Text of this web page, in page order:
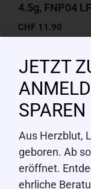
4.5g, FNP04 LF
CHF 11.90
JETZT
SPAREN
Aus Herzblut,
geboren. Ab
eröffnet.
ehrliche